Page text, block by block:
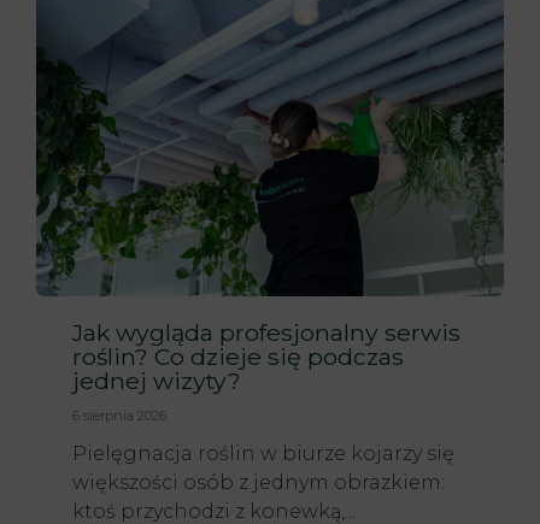
Jak wygląda profesjonalny serwis
roślin? Co dzieje się podczas
jednej wizyty?
6 sierpnia 2026
Pielęgnacja roślin w biurze kojarzy się
większości osób z jednym obrazkiem:
ktoś przychodzi z konewką,...